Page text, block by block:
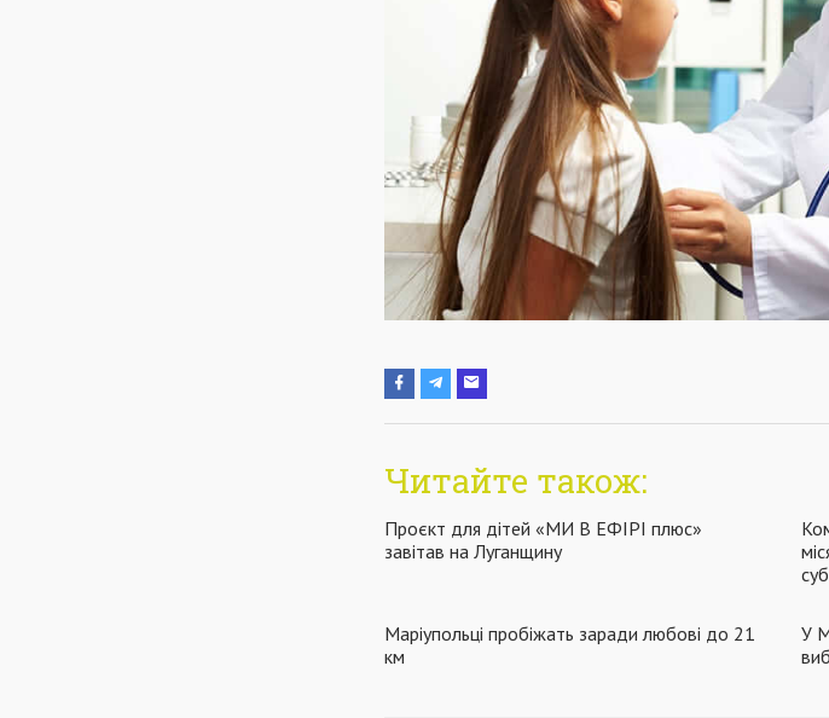
Читайте також:
Проєкт для дітей «МИ В ЕФІРІ плюс»
завітав на Луганщину
Маріупольці пробіжать заради любові до 21
км
У